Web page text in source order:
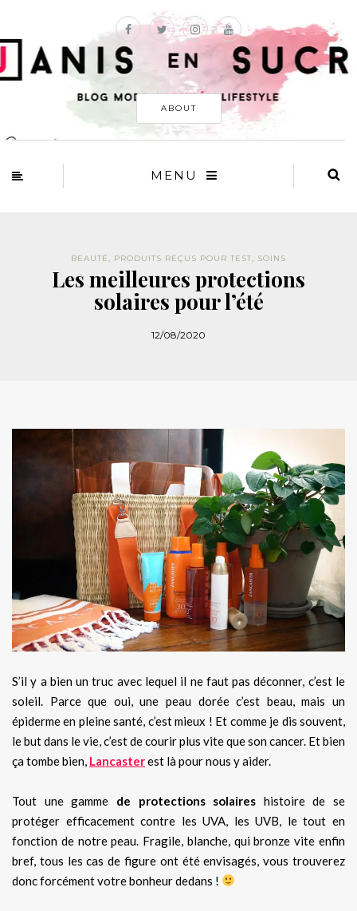
ABOUT
MENU
BEAUTÉ, PRODUITS REÇUS POUR TEST, SOINS
Les meilleures protections
solaires pour l’été
12/08/2020
S’il y a bien un truc avec lequel il ne faut pas déconner, c’est le
soleil. Parce que oui, une peau dorée c’est beau, mais un
épiderme en pleine santé, c’est mieux ! Et comme je dis souvent,
le but dans le vie, c’est de courir plus vite que son cancer. Et bien
ça tombe bien, Lancasterest là pour nous y aider.
Tout une gamme de protections solaires histoire de se
protéger efficacement contre les UVA, les UVB, le tout en
fonction de notre peau. Fragile, blanche, qui bronze vite enfin
bref, tous les cas de figure ont été envisagés, vous trouverez
donc forcément votre bonheur dedans !